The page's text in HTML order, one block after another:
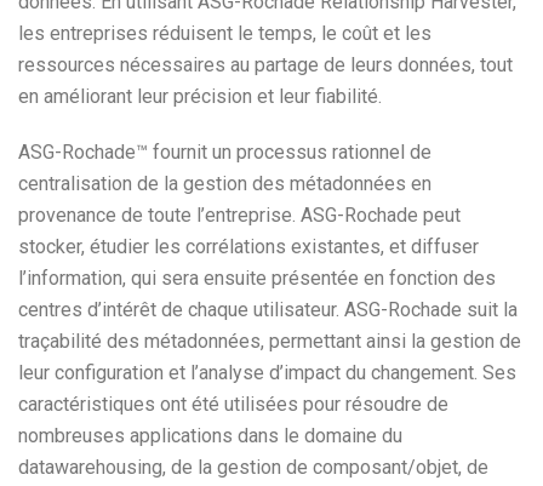
les entreprises réduisent le temps, le coût et les
ressources nécessaires au partage de leurs données, tout
en améliorant leur précision et leur fiabilité.
ASG-Rochade™ fournit un processus rationnel de
centralisation de la gestion des métadonnées en
provenance de toute l’entreprise. ASG-Rochade peut
stocker, étudier les corrélations existantes, et diffuser
l’information, qui sera ensuite présentée en fonction des
centres d’intérêt de chaque utilisateur. ASG-Rochade suit la
traçabilité des métadonnées, permettant ainsi la gestion de
leur configuration et l’analyse d’impact du changement. Ses
caractéristiques ont été utilisées pour résoudre de
nombreuses applications dans le domaine du
datawarehousing, de la gestion de composant/objet, de